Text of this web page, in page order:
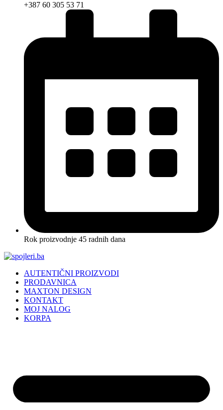
+387 60 305 53 71
Rok proizvodnje 45 radnih dana
AUTENTIČNI PROIZVODI
PRODAVNICA
MAXTON DESIGN
KONTAKT
MOJ NALOG
KORPA